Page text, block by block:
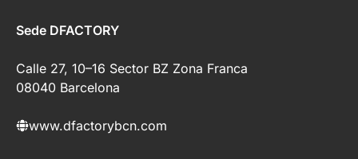
Sede DFACTORY
Calle 27, 10–16 Sector BZ Zona Franca
08040 Barcelona
www.dfactorybcn.com